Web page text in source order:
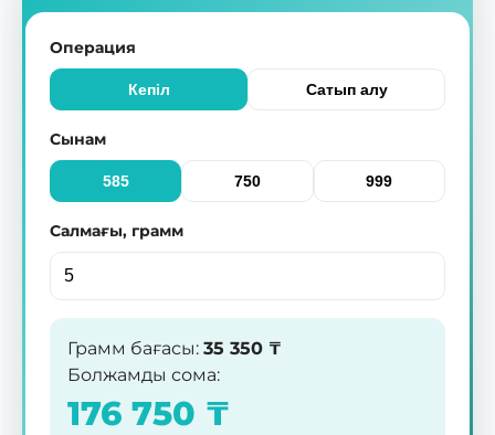
Операция
Кепіл Сатып алу
Сынам
585 750 999
Салмағы, грамм
Грамм бағасы: 35 350 ₸
Болжамды сома:
176 750 ₸